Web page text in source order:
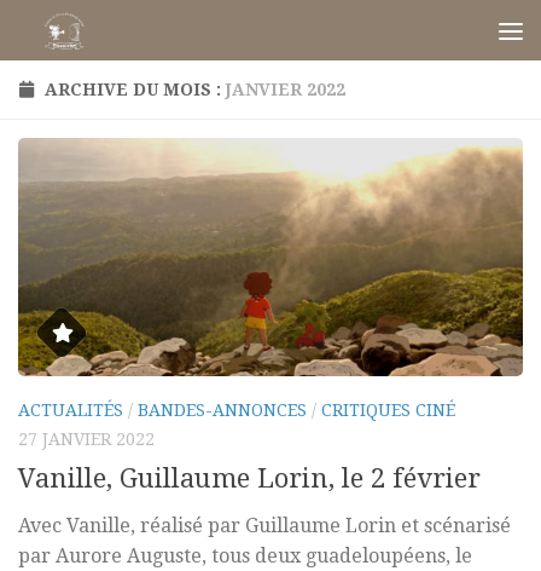
Skip to content
ARCHIVE DU MOIS : JANVIER 2022
ACTUALITÉS / BANDES-ANNONCES / CRITIQUES CINÉ
27 JANVIER 2022
Vanille, Guillaume Lorin, le 2 février
Avec Vanille, réalisé par Guillaume Lorin et scénarisé
par Aurore Auguste, tous deux guadeloupéens, le